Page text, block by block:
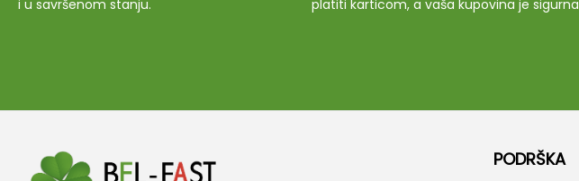
i u savršenom stanju.
platiti karticom, a vaša kupovina je sigurna
PODRŠKA